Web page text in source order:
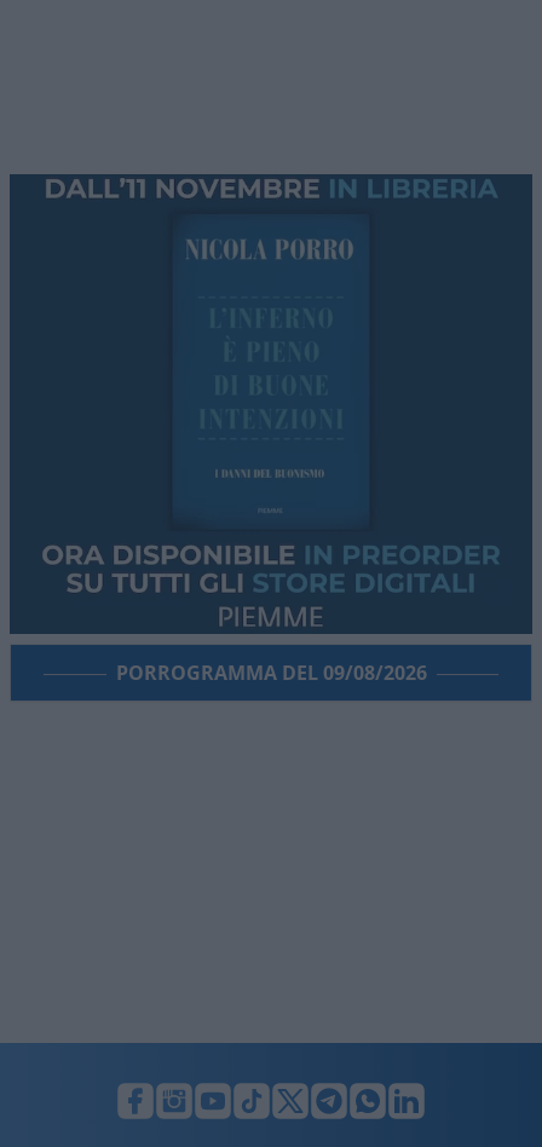
PORROGRAMMA DEL 09/08/2026